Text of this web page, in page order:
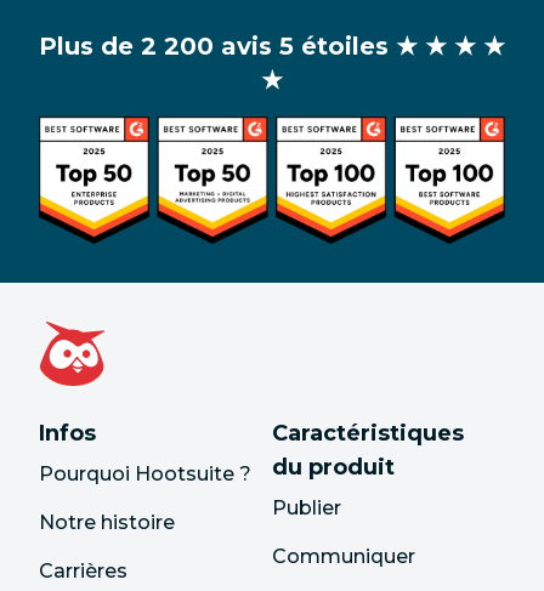
Plus de 2 200 avis 5 étoiles ★ ★ ★ ★
★
Infos
Pourquoi Hootsuite ?
Notre histoire
Carrières
Caractéristiques
du produit
Publier
Communiquer